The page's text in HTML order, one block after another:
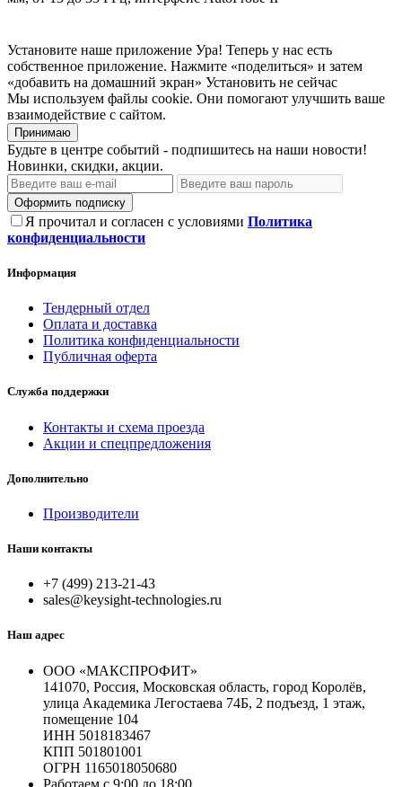
Установите наше приложение Ура! Теперь у нас есть
собственное приложение. Нажмите «поделиться» и затем
«добавить на домашний экран» Установить не сейчас
Мы используем файлы cookie. Они помогают улучшить ваше
взаимодействие с сайтом.
Принимаю
Будьте в центре событий - подпишитесь на наши новости!
Новинки, скидки, акции.
Оформить подписку
Я прочитал и согласен с условиями Политика
конфиденциальности
Информация
Тендерный отдел
Оплата и доставка
Политика конфиденциальности
Публичная оферта
Служба поддержки
Контакты и схема проезда
Акции и спецпредложения
Дополнительно
Производители
Наши контакты
+7 (499) 213-21-43
sales@keysight-technologies.ru
Наш адрес
ООО «МАКСПРОФИТ»
141070, Россия, Московская область, город Королёв,
улица Академика Легостаева 74Б, 2 подъезд, 1 этаж,
помещение 104
ИНН 5018183467
КПП 501801001
ОГРН 1165018050680
Работаем с 9:00 до 18:00